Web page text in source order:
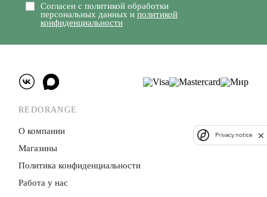
Согласен с политикой обработки
персональных данных и политикой
конфиденциальности
REDORANGE
О компании
Магазины
Политика конфиденци­альности
Работа у нас
Privacy notice